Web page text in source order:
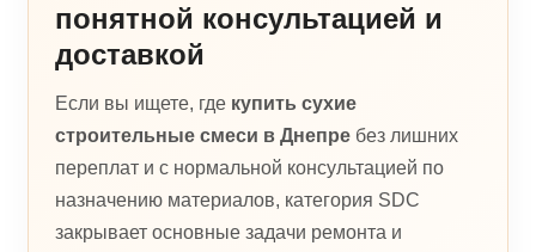
понятной консультацией и
доставкой
Если вы ищете, где купить сухие
строительные смеси в Днепре без лишних
переплат и с нормальной консультацией по
назначению материалов, категория SDC
закрывает основные задачи ремонта и